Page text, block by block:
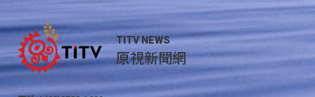
TITV NEWS
原視新聞網